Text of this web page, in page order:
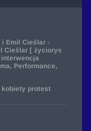
i Emil Cieślar -
Cieślar [ życiorys
interwencja
, Performance,
kobiety protest